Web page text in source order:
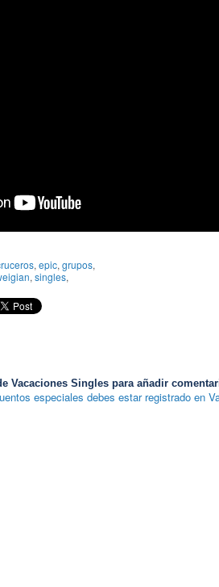
, epic, grupos,
, singles,
Vacaciones Singles para añadir
especiales debes estar registrado en